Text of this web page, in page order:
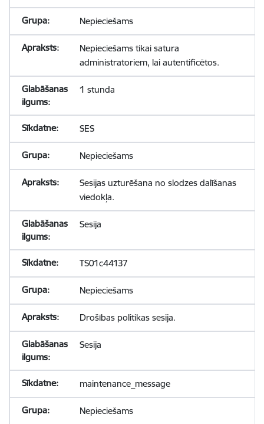
Nepieciešams
Nepieciešams tikai satura
administratoriem, lai autentificētos.
1 stunda
SES
Nepieciešams
Sesijas uzturēšana no slodzes dalīšanas
viedokļa.
Sesija
TS01c44137
Nepieciešams
Drošības politikas sesija.
Sesija
maintenance_message
Nepieciešams